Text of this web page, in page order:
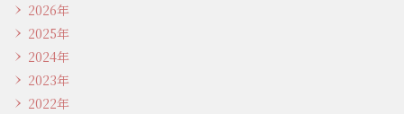
2026年
2025年
2024年
2023年
2022年